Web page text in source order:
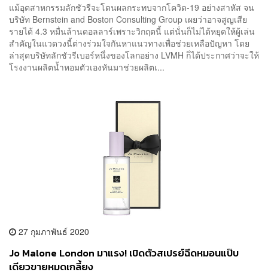
แม้อุตสาหกรรมลักชัวรีจะโดนผลกระทบจากโควิด-19 อย่างสาหัส จน
บริษัท Bernstein and Boston Consulting Group เผยว่าอาจสูญเสีย
รายได้ 4.3 หมื่นล้านดอลลาร์เพราะวิกฤตนี้ แต่นั่นก็ไม่ได้หยุดให้ผู้เล่น
สำคัญในแวดวงนี้ต่างร่วมใจกันหาแนวทางเพื่อช่วยเหลือปัญหา โดย
ล่าสุดบริษัทลักชัวรีเบอร์หนึ่งของโลกอย่าง LVMH ก็ได้ประกาศว่าจะให้
โรงงานผลิตน้ำหอมตัวเองหันมาช่วยผลิตเ...
27 กุมภาพันธ์ 2020
Jo Malone London มาแรง! เปิดตัวสเปรย์ฉีดหมอนแป๊บ
เดียวขายหมดเกลี้ยง